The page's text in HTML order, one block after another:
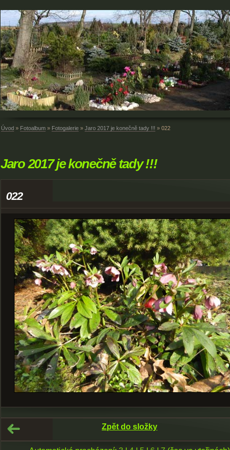
Úvod » Fotoalbum » Fotogalerie » Jaro 2017 je konečně tady !!! » 022
Jaro 2017 je konečně tady !!!
022
Zpět do složky